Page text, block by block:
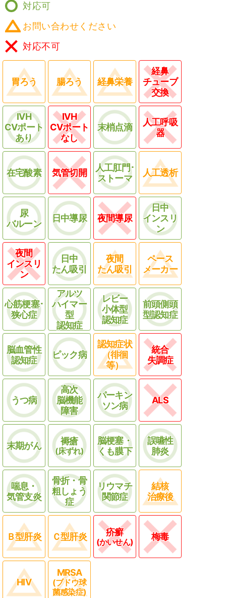
対応可
お問い合わせください
対応不可
胃ろう 腸ろう 経鼻栄養
経鼻
チューブ
交換
IVH
CVポート
あり
IVH
CVポート
なし
末梢点滴
人工呼吸
器
在宅酸素 気管切開
人工肛門･
ストーマ
人工透析
尿
バルーン
日中導尿 夜間導尿
日中
インスリ
ン
夜間
インスリ
ン
日中
たん吸引
夜間
たん吸引
ペース
メーカー
心筋梗塞･
狭心症
アルツ
ハイマー
型
認知症
レビー
小体型
認知症
前頭側頭
型認知症
脳血管性
認知症
ピック病
認知症状
（徘徊
等）
統合
失調症
うつ病
高次
脳機能
障害
パーキン
ソン病
ALS
末期がん 褥瘡
(床ずれ)
脳梗塞・
くも膜下
誤嚥性
肺炎
喘息・
気管支炎
骨折・骨
粗しょう
症
リウマチ
関節症
結核
治療後
Ｂ型肝炎 Ｃ型肝炎 疥癬
(かいせん) 梅毒
HIV
MRSA
(ブドウ球
菌感染症)